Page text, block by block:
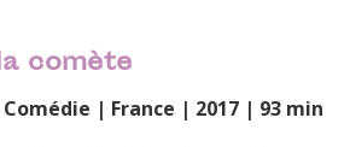
comète
| France | 2017 | 93 min